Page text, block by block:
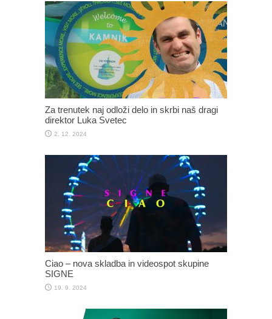
Za trenutek naj odloži delo in skrbi naš dragi
direktor Luka Svetec
2. 12. 2024
Ciao – nova skladba in videospot skupine
SIGNE
19. 9. 2024